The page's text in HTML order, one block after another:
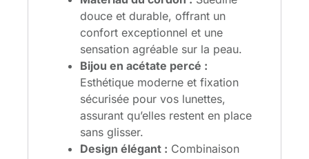
douce et durable, offrant un
confort exceptionnel et une
sensation agréable sur la peau.
Bijou en acétate percé :
Esthétique moderne et fixation
sécurisée pour vos lunettes,
assurant qu’elles restent en place
sans glisser.
Design élégant : Combinaison